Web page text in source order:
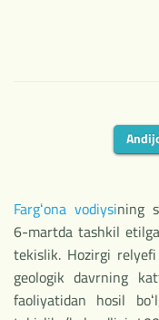
Fargʻona vodiysining
6-martda tashkil
tekislik. Hozirgi
geologik davrning
faoliyatidan hosil